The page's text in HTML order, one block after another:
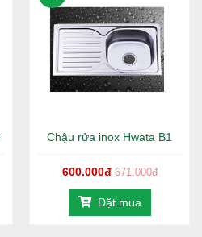
Chậu rửa inox Hwata B1
600.000đ 671.000đ
Đặt mua